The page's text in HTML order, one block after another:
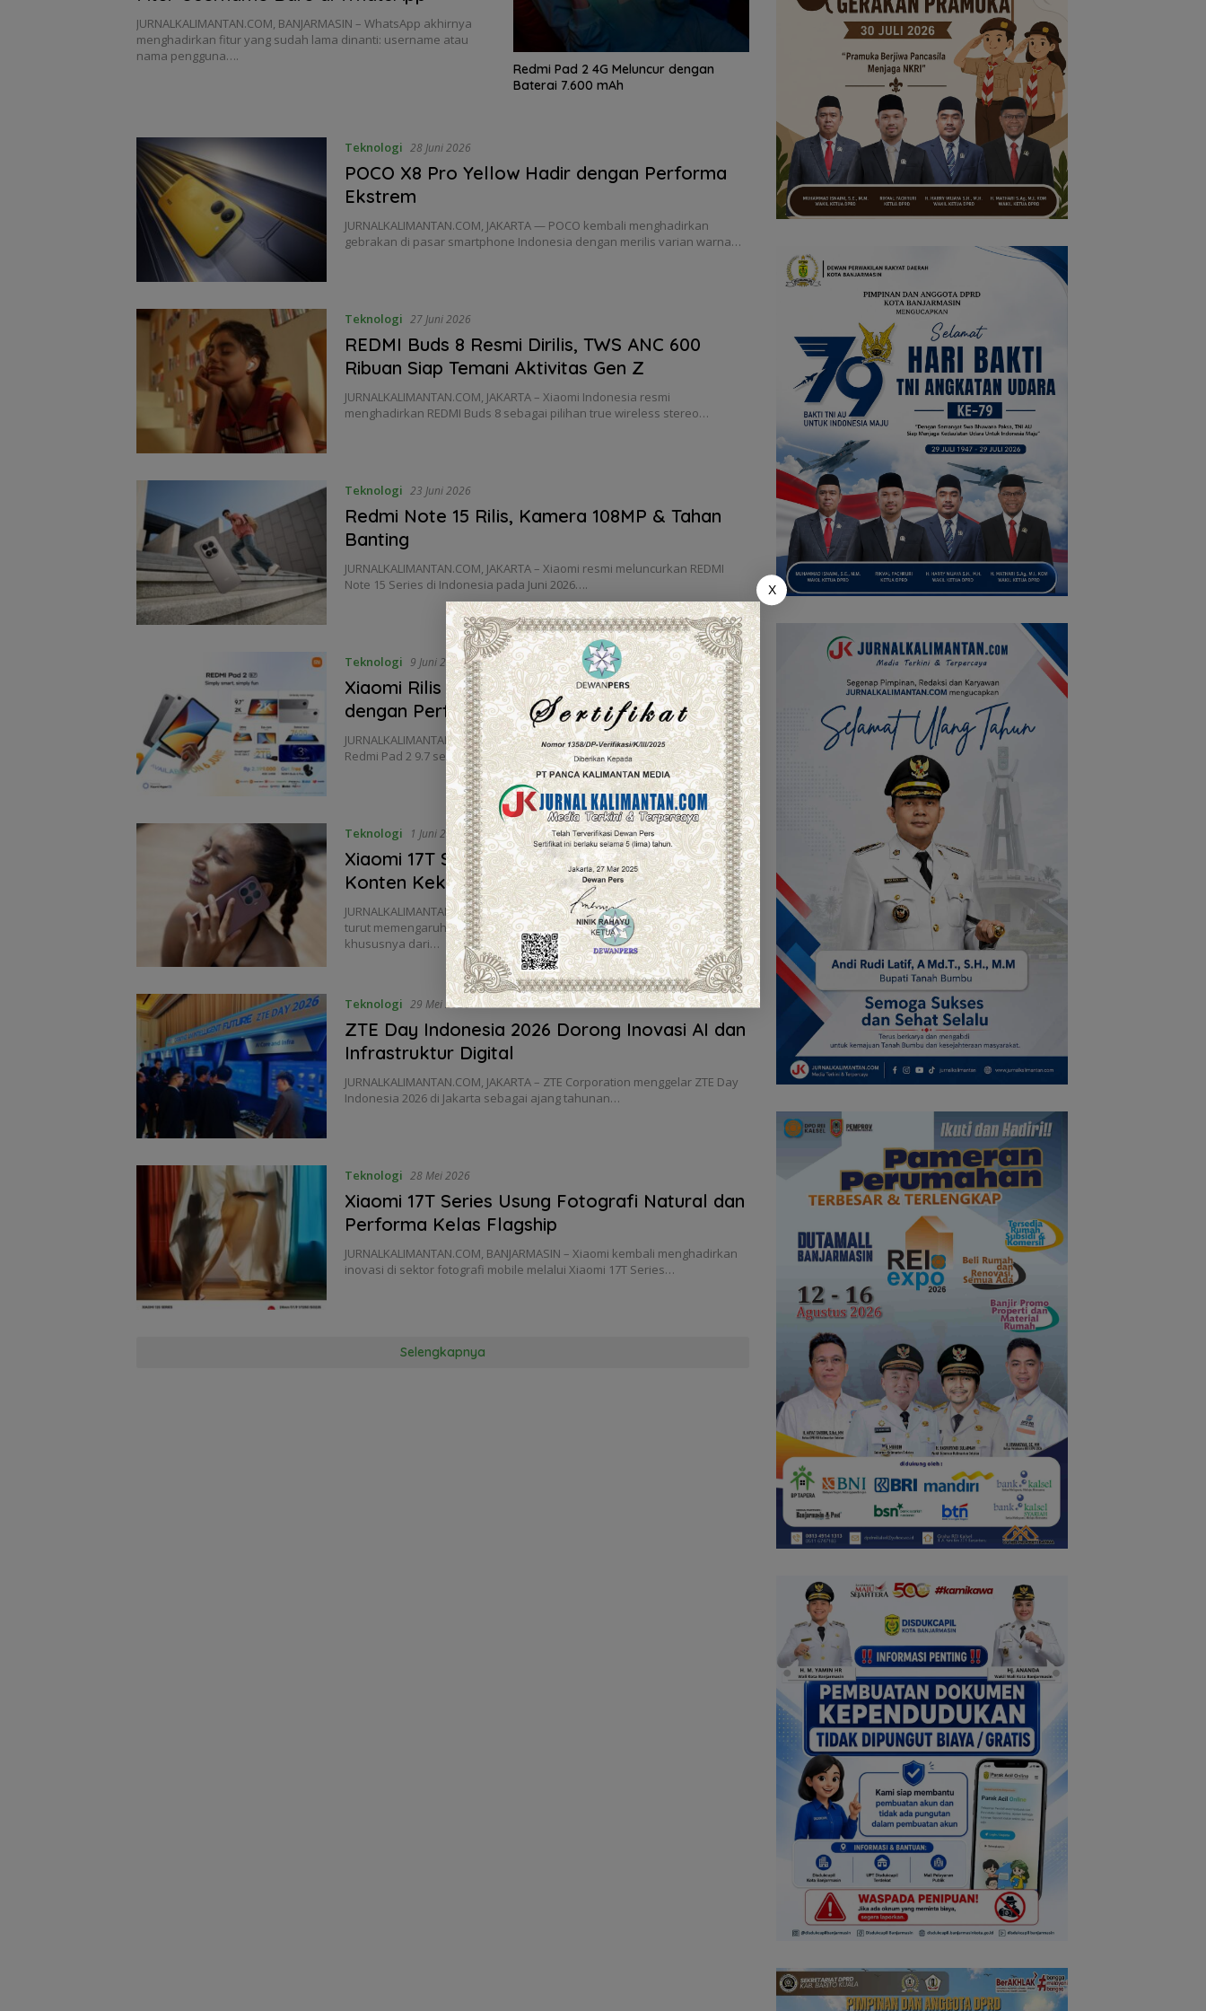
JURNALKALIMANTAN.COM, BANJARMASIN – WhatsApp akhirnya
menghadirkan fitur yang sudah lama dinanti: username atau
nama pengguna….
Redmi Pad 2 4G Meluncur dengan
Baterai 7.600 mAh
Teknologi 28 Juni 2026
POCO X8 Pro Yellow Hadir dengan Performa
Ekstrem
JURNALKALIMANTAN.COM, JAKARTA — POCO kembali menghadirkan
gebrakan di pasar smartphone Indonesia dengan merilis varian warna…
Teknologi 27 Juni 2026
REDMI Buds 8 Resmi Dirilis, TWS ANC 600
Ribuan Siap Temani Aktivitas Gen Z
JURNALKALIMANTAN.COM, JAKARTA – Xiaomi Indonesia resmi
menghadirkan REDMI Buds 8 sebagai pilihan true wireless stereo…
Teknologi 23 Juni 2026
Redmi Note 15 Rilis, Kamera 108MP & Tahan
Banting
JURNALKALIMANTAN.COM, JAKARTA – Xiaomi resmi meluncurkan REDMI
Note 15 Series di Indonesia pada Juni 2026….
Teknologi 9 Juni 2026
Xiaomi Rilis Redmi Pad 2 9.7, Tablet 2 Jutaan
dengan Performa Lebih Optimal
JURNALKALIMANTAN.COM, JAKARTA – Xiaomi Indonesia resmi meluncurkan
Redmi Pad 2 9.7 sebagai tablet terbaru yang…
Teknologi 1 Juni 2026
Xiaomi 17T Series Usung Kamera Leica untuk
Konten Kekinian
JURNALKALIMANTAN.COM, JAKARTA – Perkembangan tren media sosial
turut memengaruhi kebutuhan pengguna terhadap smartphone,
khususnya dari…
Teknologi 29 Mei 2026
ZTE Day Indonesia 2026 Dorong Inovasi AI dan
Infrastruktur Digital
JURNALKALIMANTAN.COM, JAKARTA – ZTE Corporation menggelar ZTE Day
Indonesia 2026 di Jakarta sebagai ajang tahunan…
Teknologi 28 Mei 2026
Xiaomi 17T Series Usung Fotografi Natural dan
Performa Kelas Flagship
JURNALKALIMANTAN.COM, BANJARMASIN – Xiaomi kembali menghadirkan
inovasi di sektor fotografi mobile melalui Xiaomi 17T Series…
Selengkapnya
X